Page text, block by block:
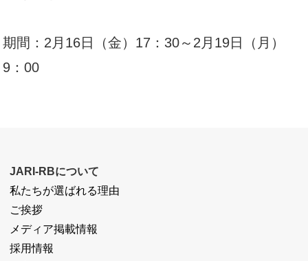
期間：2月16日（金）17：30～2月19日（月）
9：00
JARI-RBについて
私たちが選ばれる理由
ご挨拶
メディア掲載情報
採用情報